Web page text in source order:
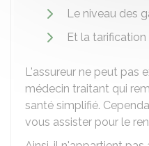
Le niveau des
Et la
L'assureur ne peut pas
médecin traitant qui
santé simplifié.
vous assister pour le